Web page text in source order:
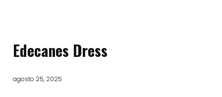
Edecanes Dress
agosto 25, 2025